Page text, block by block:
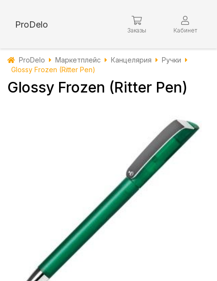
ProDelo
Заказы Кабинет
ProDelo Маркетплейс Канцелярия
Ручки
Glossy Frozen (Ritter Pen)
Glossy Frozen (Ritter Pen)